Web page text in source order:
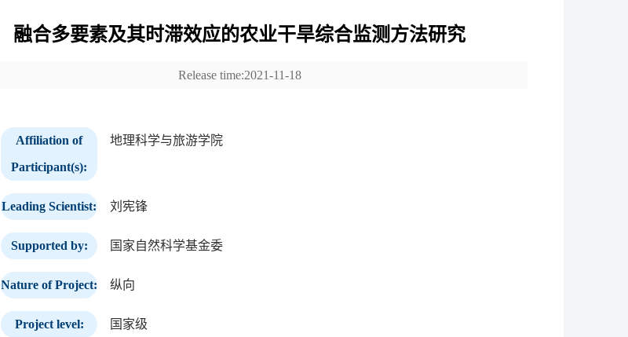
融合多要素及其时滞效应的农业干旱综合监测方法研究
Release time:2021-11-18
Affiliation of
Participant(s):
地理科学与旅游学院
Leading Scientist: 刘宪锋
Supported by: 国家自然科学基金委
Nature of Project: 纵向
Project level: 国家级